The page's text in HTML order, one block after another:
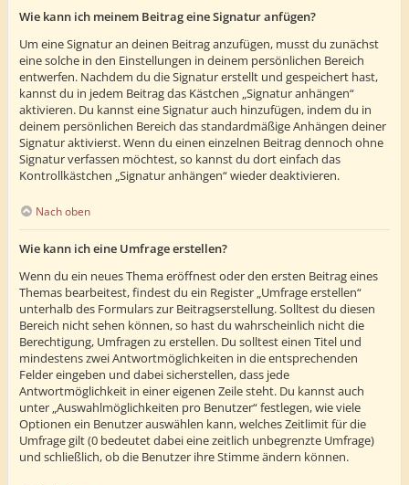
Wie kann ich meinem Beitrag eine Signatur anfügen?
Um eine Signatur an deinen Beitrag anzufügen, musst du zunächst
eine solche in den Einstellungen in deinem persönlichen Bereich
entwerfen. Nachdem du die Signatur erstellt und gespeichert hast,
kannst du in jedem Beitrag das Kästchen „Signatur anhängen“
aktivieren. Du kannst eine Signatur auch hinzufügen, indem du in
deinem persönlichen Bereich das standardmäßige Anhängen deiner
Signatur aktivierst. Wenn du einen einzelnen Beitrag dennoch ohne
Signatur verfassen möchtest, so kannst du dort einfach das
Kontrollkästchen „Signatur anhängen“ wieder deaktivieren.
Nach oben
Wie kann ich eine Umfrage erstellen?
Wenn du ein neues Thema eröffnest oder den ersten Beitrag eines
Themas bearbeitest, findest du ein Register „Umfrage erstellen“
unterhalb des Formulars zur Beitragserstellung. Solltest du diesen
Bereich nicht sehen können, so hast du wahrscheinlich nicht die
Berechtigung, Umfragen zu erstellen. Du solltest einen Titel und
mindestens zwei Antwortmöglichkeiten in die entsprechenden
Felder eingeben und dabei sicherstellen, dass jede
Antwortmöglichkeit in einer eigenen Zeile steht. Du kannst auch
unter „Auswahlmöglichkeiten pro Benutzer“ festlegen, wie viele
Optionen ein Benutzer auswählen kann, welches Zeitlimit für die
Umfrage gilt (0 bedeutet dabei eine zeitlich unbegrenzte Umfrage)
und schließlich, ob die Benutzer ihre Stimme ändern können.